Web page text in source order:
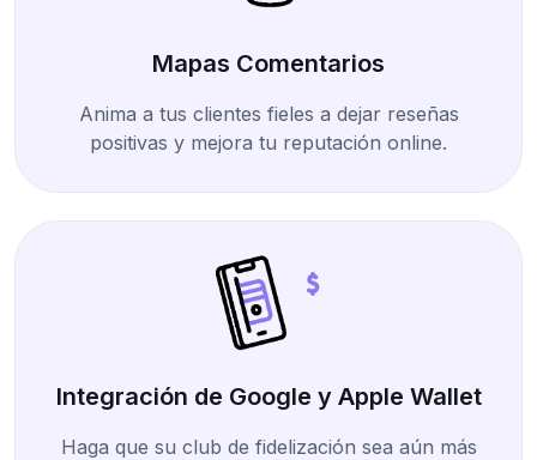
Mapas Comentarios
Anima a tus clientes fieles a dejar reseñas
positivas y mejora tu reputación online.
Integración de Google y Apple Wallet
Haga que su club de fidelización sea aún más